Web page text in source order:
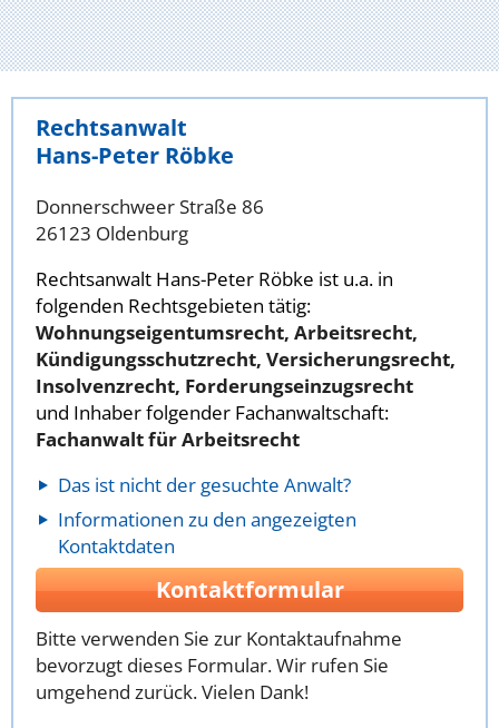
Rechtsanwalt
Hans-Peter Röbke
Donnerschweer Straße 86
26123 Oldenburg
Rechtsanwalt Hans-Peter Röbke ist u.a. in
folgenden Rechtsgebieten tätig:
Wohnungseigentumsrecht, Arbeitsrecht,
Kündigungsschutzrecht, Versicherungsrecht,
Insolvenzrecht, Forderungseinzugsrecht
und Inhaber folgender Fachanwaltschaft:
Fachanwalt für Arbeitsrecht
Das ist nicht der gesuchte Anwalt?
Informationen zu den angezeigten
Kontaktdaten
Kontaktformular
Bitte verwenden Sie zur Kontaktaufnahme
bevorzugt dieses Formular. Wir rufen Sie
umgehend zurück. Vielen Dank!